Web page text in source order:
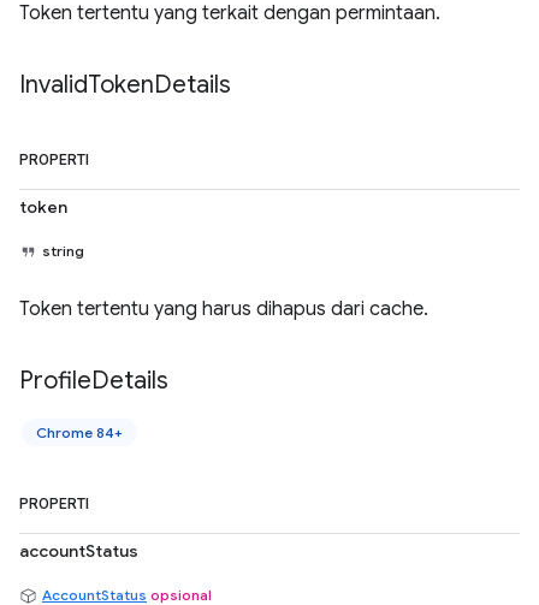
Token tertentu yang terkait dengan permintaan.
InvalidTokenDetails
PROPERTI
token
string
Token tertentu yang harus dihapus dari cache.
ProfileDetails
Chrome 84+
PROPERTI
accountStatus
AccountStatus opsional